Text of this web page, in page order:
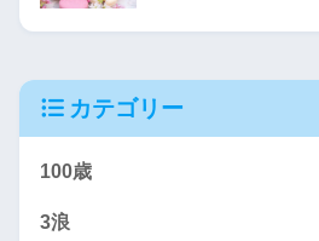
カテゴリー
100歳
3浪